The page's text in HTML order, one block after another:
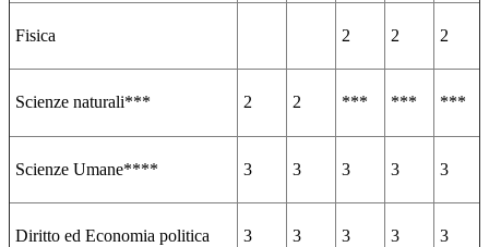
Fisica 2 2 2
Scienze naturali*** 2 2 *** *** ***
Scienze Umane**** 3 3 3 3 3
Diritto ed Economia politica 3 3 3 3 3